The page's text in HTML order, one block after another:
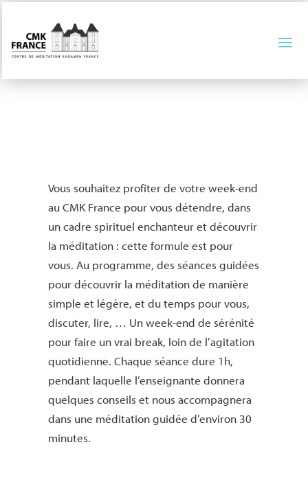
Vous souhaitez profiter de votre week-end
au CMK France pour vous détendre, dans
un cadre spirituel enchanteur et découvrir
la méditation : cette formule est pour
vous. Au programme, des séances guidées
pour découvrir la méditation de manière
simple et légère, et du temps pour vous,
discuter, lire, … Un week-end de sérénité
pour faire un vrai break, loin de l’agitation
quotidienne. Chaque séance dure 1h,
pendant laquelle l’enseignante donnera
quelques conseils et nous accompagnera
dans une méditation guidée d’environ 30
minutes.